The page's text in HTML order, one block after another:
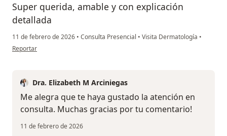
Super querida, amable y con explicación
detallada
11 de febrero de 2026 • Consulta Presencial • Visita Dermatología •
en opinión del usuario Nhora Fernanda Urquiza Cabrera
Reportar
Dra. Elizabeth M Arciniegas
Me alegra que te haya gustado la atención en
consulta. Muchas gracias por tu comentario!
11 de febrero de 2026